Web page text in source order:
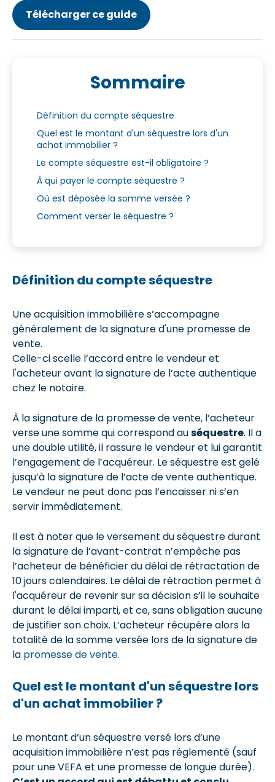
Télécharger ce guide
Sommaire
Définition du compte séquestre
Quel est le montant d'un séquestre lors d'un
achat immobilier ?
Le compte séquestre est-il obligatoire ?
À qui payer le compte séquestre ?
Où est déposée la somme versée ?
Comment verser le séquestre ?
Définition du compte séquestre
Une acquisition immobilière s’accompagne
généralement de la signature d'une promesse de
vente.
Celle-ci scelle l’accord entre le vendeur et
l'acheteur avant la signature de l’acte authentique
chez le notaire.
À la signature de la promesse de vente, l’acheteur
verse une somme qui correspond auséquestre. Il a
une double utilité, il rassure le vendeur et lui garantit
l’engagement de l’acquéreur. Le séquestre est gelé
jusqu’à la signature de l’acte de vente authentique.
Le vendeur ne peut donc pas l’encaisser ni s’en
servir immédiatement.
Il est à noter que le versement du séquestre durant
la signature de l’avant-contrat n’empêche pas
l’acheteur de bénéficier du délai de rétractation de
10 jours calendaires. Le délai de rétraction permet à
l'acquéreur de revenir sur sa décision s’il le souhaite
durant le délai imparti, et ce, sans obligation aucune
de justifier son choix. L’acheteur récupère alors la
totalité de la somme versée lors de la signature de
la promesse de vente.
Quel est le montant d'un séquestre lors
d'un achat immobilier ?
Le montant d’un séquestre versé lors d’une
acquisition immobilière n’est pas réglementé (sauf
pour une VEFA et une promesse de longue durée).